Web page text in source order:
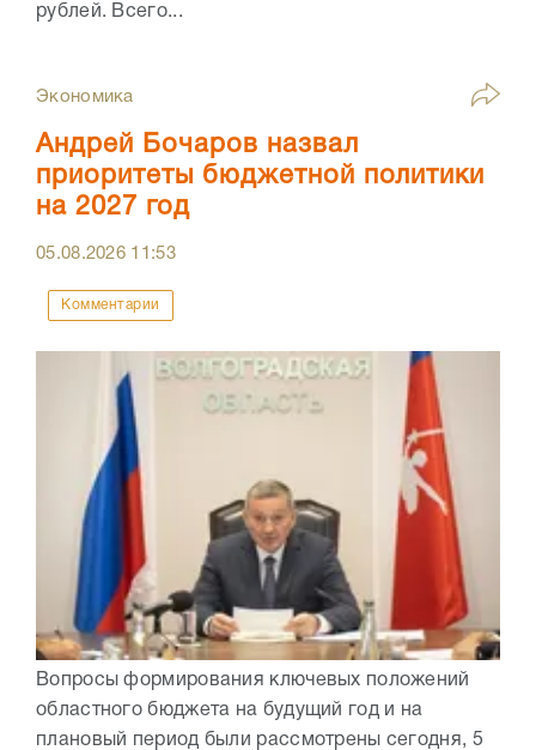
рублей. Всего...
Экономика
Андрей Бочаров назвал
приоритеты бюджетной политики
на 2027 год
05.08.2026 11:53
Комментарии
Вопросы формирования ключевых положений
областного бюджета на будущий год и на
плановый период были рассмотрены сегодня, 5